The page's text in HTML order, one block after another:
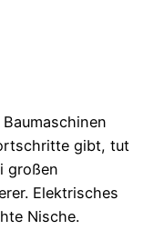
gibt, tut
großen
Elektrisches
Nische.